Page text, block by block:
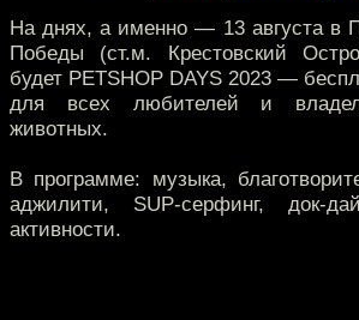
На днях, а именно — 13 августа в
Победы (ст.м. Крестовский
будет PETSHOP DAYS 2023 —
для всех любителей и
животных.
В программе: музыка,
аджилити, SUP-серфинг, док-
активности.